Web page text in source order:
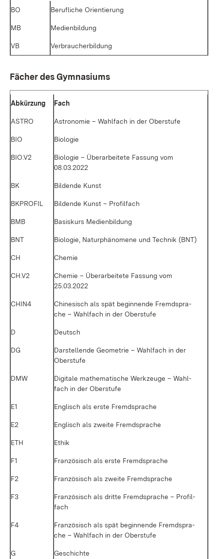
BO Be­ruf­li­che Ori­en­tie­rung
MB Me­di­en­bil­dung
VB Ver­brau­cher­bil­dung
Fä­cher des Gym­na­si­ums
Ab­kür­zung Fach
AS­TRO As­tro­no­mie – Wahl­fach in der Ober­stu­fe
BIO Bio­lo­gie
BIO.V2
Bio­lo­gie – Über­ar­bei­te­te Fas­sung vom
08.03.2022
BK Bil­den­de Kunst
BKPROFIL Bil­den­de Kunst – Pro­fil­fach
BMB Ba­sis­kurs Me­di­en­bil­dung
BNT Bio­lo­gie, Na­tur­phä­no­me­ne und Tech­nik (BNT)
CH Che­mie
CH.V2
Che­mie – Über­ar­bei­te­te Fas­sung vom
25.03.2022
CHIN4
Chi­ne­sisch als spät be­gin­nen­de Fremd­spra­
che – Wahl­fach in der Ober­stu­fe
D Deutsch
DG
Dar­stel­len­de Geo­me­trie – Wahl­fach in der
Ober­stu­fe
DMW
Di­gi­ta­le ma­the­ma­ti­sche Werk­zeu­ge – Wahl­
fach in der Ober­stu­fe
E1 Eng­lisch als ers­te Fremd­spra­che
E2 Eng­lisch als zwei­te Fremd­spra­che
ETH Ethik
F1 Fran­zö­sisch als ers­te Fremd­spra­che
F2 Fran­zö­sisch als zwei­te Fremd­spra­che
F3
Fran­zö­sisch als drit­te Fremd­spra­che – Pro­fil­
fach
F4
Fran­zö­sisch als spät be­gin­nen­de Fremd­spra­
che – Wahl­fach in der Ober­stu­fe
G Ge­schich­te